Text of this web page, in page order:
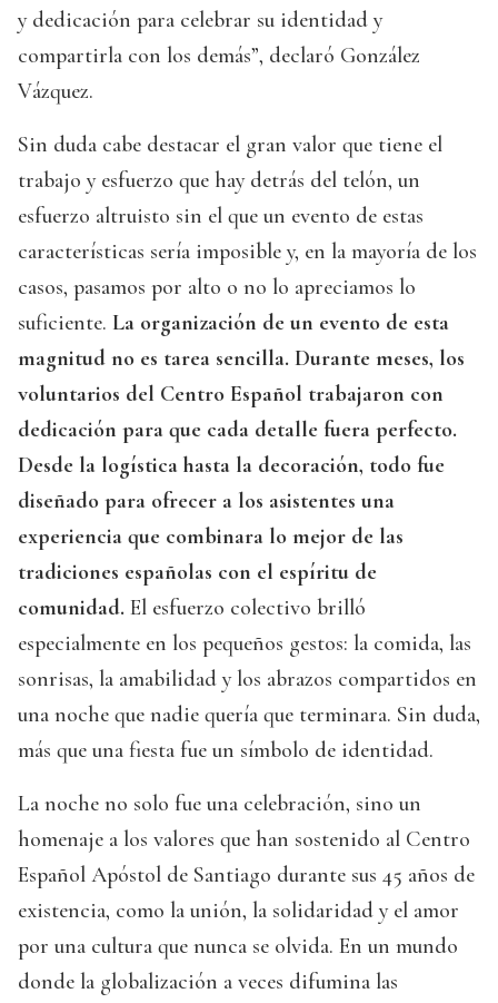
y dedicación para celebrar su identidad y
compartirla con los demás”, declaró González
Vázquez.
Sin duda cabe destacar el gran valor que tiene el
trabajo y esfuerzo que hay detrás del telón, un
esfuerzo altruisto sin el que un evento de estas
características sería imposible y, en la mayoría de los
casos, pasamos por alto o no lo apreciamos lo
suficiente. La organización de un evento de esta
magnitud no es tarea sencilla. Durante meses, los
voluntarios del Centro Español trabajaron con
dedicación para que cada detalle fuera perfecto.
Desde la logística hasta la decoración, todo fue
diseñado para ofrecer a los asistentes una
experiencia que combinara lo mejor de las
tradiciones españolas con el espíritu de
comunidad. El esfuerzo colectivo brilló
especialmente en los pequeños gestos: la comida, las
sonrisas, la amabilidad y los abrazos compartidos en
una noche que nadie quería que terminara. Sin duda,
más que una fiesta fue un símbolo de identidad.
La noche no solo fue una celebración, sino un
homenaje a los valores que han sostenido al Centro
Español Apóstol de Santiago durante sus 45 años de
existencia, como la unión, la solidaridad y el amor
por una cultura que nunca se olvida. En un mundo
donde la globalización a veces difumina las